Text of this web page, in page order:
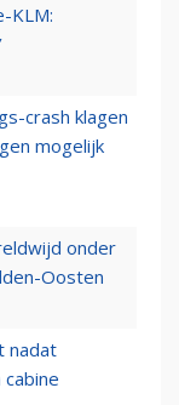
KLM:
crash klagen
mogelijk
onder
Oosten
nadat